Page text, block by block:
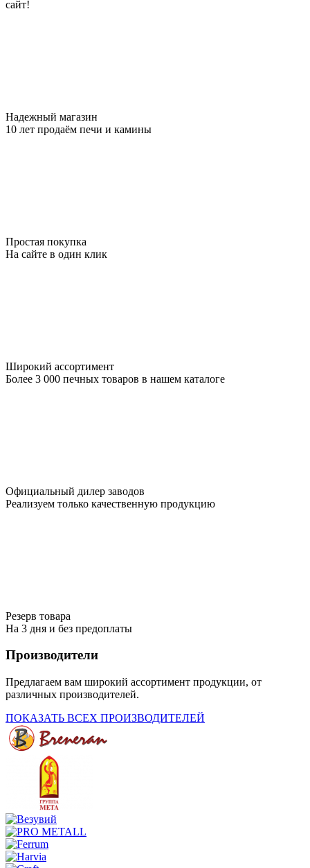
сайт!
Надежный магазин
10 лет продаём печи и камины
Простая покупка
На сайте в один клик
Широкий ассортимент
Более 3 000 печных товаров в нашем каталоге
Официальный дилер заводов
Реализуем только качественную продукцию
Резерв товара
На 3 дня и без предоплаты
Производители
Предлагаем вам широкий ассортимент продукции, от
различных производителей.
ПОКАЗАТЬ ВСЕХ ПРОИЗВОДИТЕЛЕЙ